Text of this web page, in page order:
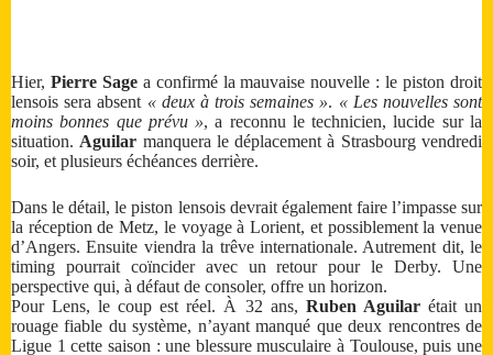
Hier, Pierre Sagea confirmé la mauvaise nouvelle : le piston droit
lensois sera absent « deux à trois semaines ». « Les nouvelles sont
moins bonnes que prévu », a reconnu le technicien, lucide sur la
situation. Aguilar manquera le déplacement à Strasbourg vendredi
soir, et plusieurs échéances derrière.
Dans le détail, le piston lensois devrait également faire l’impasse sur
la réception de Metz, le voyage à Lorient, et possiblement la venue
d’Angers. Ensuite viendra la trêve internationale. Autrement dit, le
timing pourrait coïncider avec un retour pour le Derby. Une
perspective qui, à défaut de consoler, offre un horizon.
Pour Lens, le coup est réel. À 32 ans, Ruben Aguilarétait un
rouage fiable du système, n’ayant manqué que deux rencontres de
Ligue 1 cette saison : une blessure musculaire à Toulouse, puis une